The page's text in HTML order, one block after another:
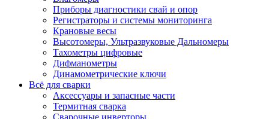
Приборы диагностики свай и опор
Регистраторы и системы мониторинга
Крановые весы
Высотомеры, Ультразвуковые Дальномеры
Тахометры цифровые
Дифманометры
Динамометрические ключи
Всё для сварки
Аксессуары и запасные части
Термитная сварка
Сварочные инверторы